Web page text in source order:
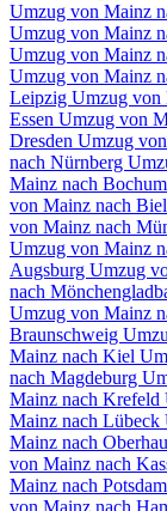
Umzug von Mainz
Umzug von Mainz
Umzug von Mainz
Umzug von Mainz
Leipzig Umzug von
Essen Umzug von
Dresden Umzug
nach Nürnberg
Mainz nach Bochum
von Mainz nach
von Mainz nach
Umzug von Mainz
Augsburg Umzug
nach
Umzug von Mainz
Braunschweig
Mainz nach Kiel
nach Magdeburg
Mainz nach Krefeld
Mainz nach Lübeck
Mainz nach
von Mainz nach
Mainz nach Potsdam
von Mainz nach